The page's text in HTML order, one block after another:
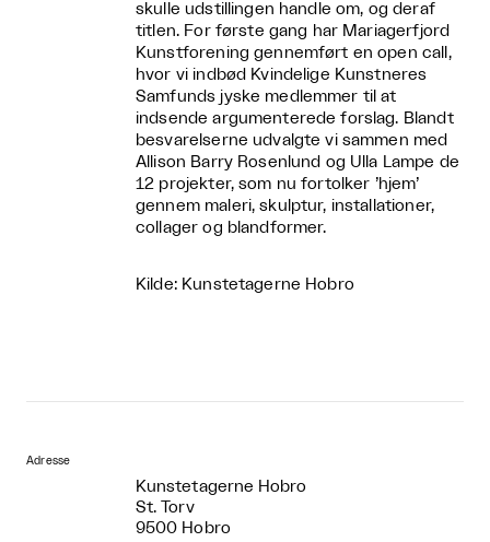
skulle udstillingen handle om, og deraf
titlen. For første gang har Mariagerfjord
Kunstforening gennemført en open call,
hvor vi indbød Kvindelige Kunstneres
Samfunds jyske medlemmer til at
indsende argumenterede forslag. Blandt
besvarelserne udvalgte vi sammen med
Allison Barry Rosenlund og Ulla Lampe de
12 projekter, som nu fortolker ’hjem’
gennem maleri, skulptur, installationer,
collager og blandformer.
Kilde: Kunstetagerne Hobro
Adresse
Kunstetagerne Hobro
St. Torv
9500 Hobro